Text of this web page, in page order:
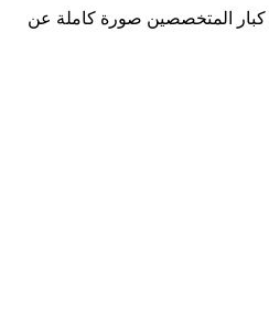
كبار المتخصصين صورة كاملة عن